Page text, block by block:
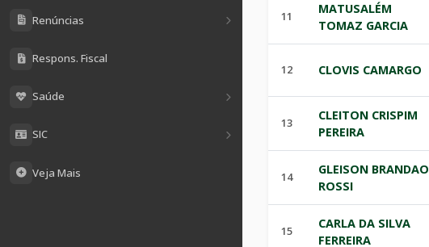
Renúncias
Respons. Fiscal
Saúde
SIC
Veja Mais
11
MATUSALÉM
TOMAZ GARCIA
12 CLOVIS CAMARGO
13
CLEITON CRISPIM
PEREIRA
14
GLEISON BRANDAO
ROSSI
15
CARLA DA SILVA
FERREIRA